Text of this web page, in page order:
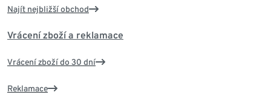
Najít nejbližší obchod
Vrácení zboží a reklamace
Vrácení zboží do 30 dní
Reklamace